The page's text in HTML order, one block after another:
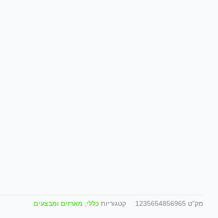
מק"ט 1235654856965 קטגוריות כללי מארזים ומבצעים